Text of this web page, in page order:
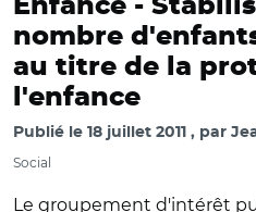
Enfance -
nombre
au titre de la
l'enfance
Publié le 18 juillet 2011 par
Social
Le groupement d'intérêt